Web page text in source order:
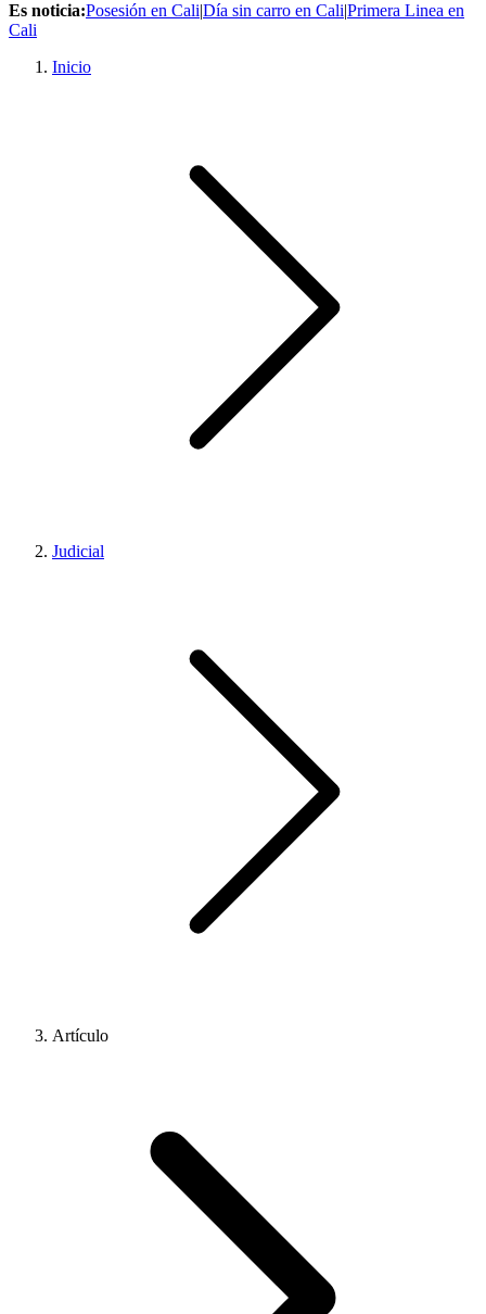
Es noticia:Posesión en Cali|Día sin carro en Cali|Primera Linea en
Cali
Inicio
Judicial
Artículo